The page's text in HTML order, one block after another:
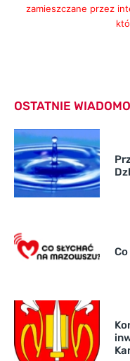
zamieszczane przez
OSTATNIE